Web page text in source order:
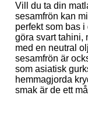
Vill du ta din
sesamfrön kan
perfekt som bas
göra svart tahini,
med en neutral
sesamfrön är
som asiatisk
hemmagjorda
smak är de ett